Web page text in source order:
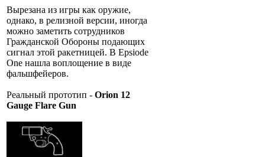
Вырезана из игры как оружие,
однако, в релизной версии, иногда
можно заметить сотрудников
Гражданской Обороны подающих
сигнал этой ракетницей. В Epsiode
One нашла воплощение в виде
фальшфейеров.
Реальный прототип - Orion 12
Gauge Flare Gun